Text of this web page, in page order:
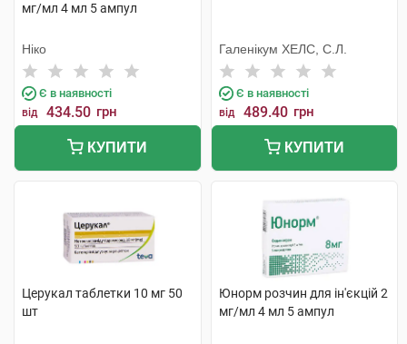
мг/мл 4 мл 5 ампул
Ніко
Є в наявності
від 434.50 грн
КУПИТИ
Галенікум ХЕЛС, С.Л.
Є в наявності
від 489.40 грн
КУПИТИ
Церукал таблетки 10 мг 50
шт
Юнорм розчин для ін'єкцій 2
мг/мл 4 мл 5 ампул